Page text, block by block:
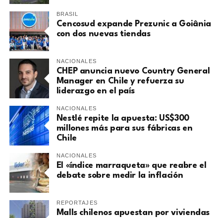
BRASIL
Cencosud expande Prezunic a Goiânia
con dos nuevas tiendas
NACIONALES
CHEP anuncia nuevo Country General
Manager en Chile y refuerza su
liderazgo en el país
NACIONALES
Nestlé repite la apuesta: US$300
millones más para sus fábricas en
Chile
NACIONALES
El «índice marraqueta» que reabre el
debate sobre medir la inflación
REPORTAJES
Malls chilenos apuestan por viviendas